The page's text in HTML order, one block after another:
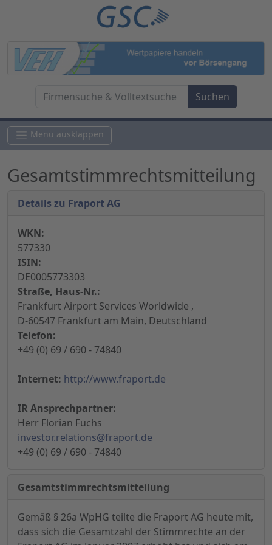
Menü ausklappen
Gesamtstimmrechtsmitteilung
Details zu Fraport AG
WKN:
577330
ISIN:
DE0005773303
Straße, Haus-Nr.:
Frankfurt Airport Services Worldwide ,
D-60547 Frankfurt am Main, Deutschland
Telefon:
+49 (0) 69 / 690 - 74840
Internet: http://www.fraport.de
IR Ansprechpartner:
Herr Florian Fuchs
investor.relations@fraport.de
+49 (0) 69 / 690 - 74840
Gesamtstimmrechtsmitteilung
Gemäß § 26a WpHG teilte die Fraport AG heute mit,
dass sich die Gesamtzahl der Stimmrechte an der